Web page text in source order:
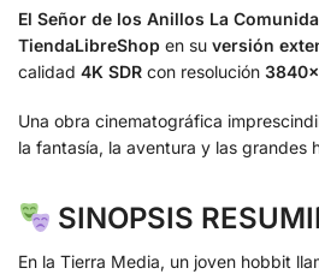
El Señor de los Anillos La
TiendaLibreShop en su versión
calidad 4K SDR con resolución
Una obra cinematográfica
la fantasía, la aventura y las grandes
SINOPSIS
En la Tierra Media, un joven hobbit